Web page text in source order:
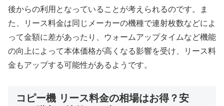
後からの利用となっていることが考えられるのです。ま
た、リース料金は同じメーカーの機種で連射枚数などによ
って金額に差があったり、ウォームアップタイムなど機能
の向上によって本体価格が高くなる影響を受け、リース料
金もアップする可能性があるようです。
コピー機 リース料金の相場はお得？安